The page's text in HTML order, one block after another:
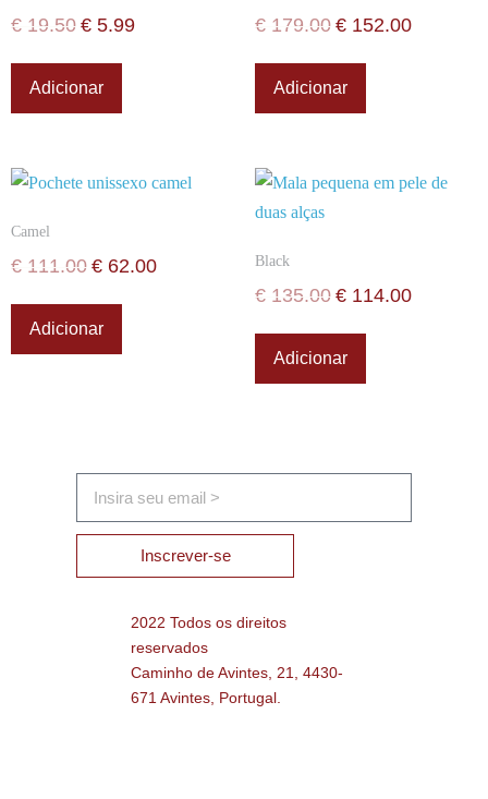
€ 19.50 € 5.99
Adicionar
€ 179.00 € 152.00
Adicionar
Camel
€ 111.00 € 62.00
Adicionar
Black
€ 135.00 € 114.00
Adicionar
Inscrever-se
2022 Todos os direitos
reservados
Caminho de Avintes, 21, 4430-
671 Avintes, Portugal.